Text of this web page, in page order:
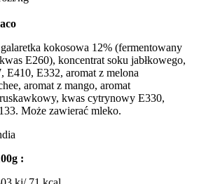
kokosowa 12% (fermentowany
E260), koncentrat soku jabłkowego,
E410, E332, aromat z melona
aromat z mango, aromat
kwas cytrynowy E330,
Może zawierać mleko.
: